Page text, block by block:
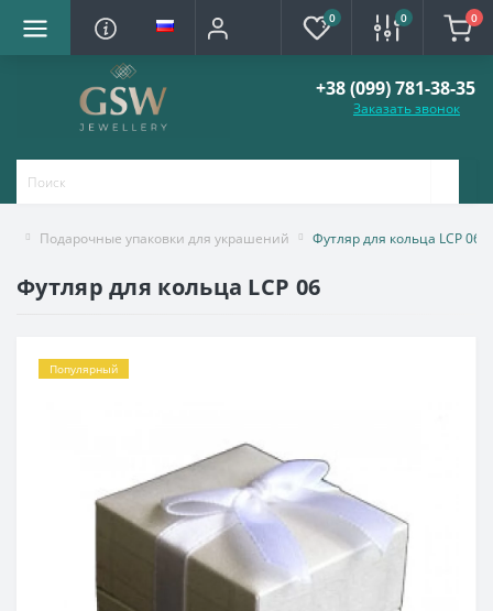
0 0 0
+38 (099) 781-38-35
Заказать звонок
Подарочные упаковки для украшений Футляр для кольца LCP 06
Футляр для кольца LCP 06
Популярный